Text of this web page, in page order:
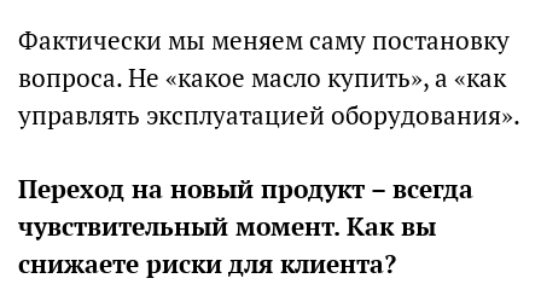
Фактически мы меняем саму постановку
вопроса. Не «какое масло купить», а «как
управлять эксплуатацией оборудования».
Переход на новый продукт – всегда
чувствительный момент. Как вы
снижаете риски для клиента?